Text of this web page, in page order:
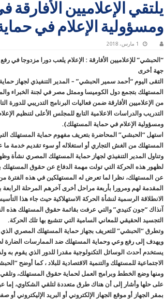
يلتقي الإعلاميين
ومسؤولية الإعلام في
1 مارس، 2018
“الحبشي” للإعلاميين الأفارقة : الإعلام يلعب دورا مزدوجا
جهة أخرى
التقى اليوم “أحمد سمير الحبشي” – المدير التنفيذي لجهاز
المستهلك بتجمع دول الكوميسا وممثل مصر في لجنة الخبراء
من الإعلاميين الأفارقة ضمن فعاليات البرنامج التدريبي للدورة
التدريب والدراسات الاعلامية التابع للمجلس الأعلى لتنظيم
ومسؤولية الإعلام في حماية المستهلك).
استهل “الحبشي” المحاضرة بتعريف مفهوم حماية المستهلك
المستهلك من الغش التجاري أو استغلاله أو سوء تقديم خدمة
وتناول المدير التنفيذي لجهاز حماية المستهلك المصري نشأة
عن المستهلك، نظرا لما تعرض له المستهلكين في هذه الفترة
الانطلاقة الرسمية لنشأة الحركة الاستهلاكية حيث جاء هذا
آنذاك “جون كنيدي” والتي عرفت بقائمة حقوق المستهلك هذه
التجسيد الحقيقي للمعاني السامية التي تتشبع بها تلك الحركة.
وتطرق “الحبشي” للتعريف بجهاز حماية المستهلك المصري الذي
ويهدف إلى رفع وعي وحماية المستهلك ضد الممارسات الضارة
يستخدم أحدث الوسائل التكنولوجية مقدرا للدور الذي يقوم به
الاجتماعية للمستهلك والتنمية الاقتصادية للبلاد ، كما أوضح
ومنها وضع الخطط وبرامج العمل لحماية حقوق المستهلك،
على حلها وأشار إلى أن هناك طرق متعددة لتلقي الشكاوي، إما
بمقر الجهاز أو موقع الجهاز الإلكتروني أو البريد الإليكتروني